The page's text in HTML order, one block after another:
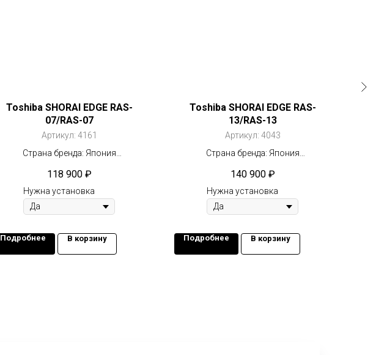
Toshiba SHORAI EDGE RAS-
07/RAS-07
Артикул: 4161
Страна бренда: Япония
Площадь: 20 м
118 900 ₽
Нужна установка
Подробнее В корзину
Toshiba SHORAI EDGE RAS-
13/RAS-13
Артикул: 4043
Страна бренда: Япония
Площадь: 35 м
140 900 ₽
Нужна установка
Подробнее В корзину